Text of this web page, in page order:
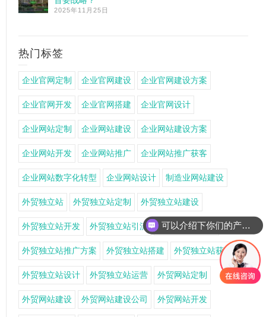
2025年11月25日
热门标签
企业官网定制 企业官网建设 企业官网建设方案
企业官网开发 企业官网搭建 企业官网设计
企业网站定制 企业网站建设 企业网站建设方案
企业网站开发 企业网站推广 企业网站推广获客
企业网站数字化转型 企业网站设计 制造业网站建设
外贸独立站 外贸独立站定制 外贸独立站建设
外贸独立站开发 外贸独立站引流 外贸独立站推广
外贸独立站推广方案 外贸独立站搭建 外贸独立站获客
外贸独立站设计 外贸独立站运营 外贸网站定制
外贸网站建设 外贸网站建设公司 外贸网站开发
可以介绍下你们的产品么